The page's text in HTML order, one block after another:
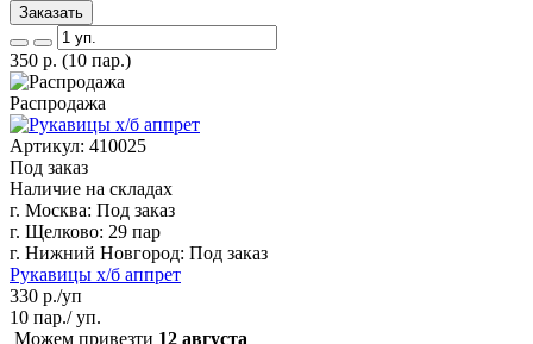
Заказать
350 р. (10 пар.)
Распродажа
Артикул: 410025
Под заказ
Наличие на складах
г. Москва: Под заказ
г. Щелково: 29 пар
г. Нижний Новгород: Под заказ
Рукавицы х/б аппрет
330 р./уп
10 пар./ уп.
Можем привезти 12 августа